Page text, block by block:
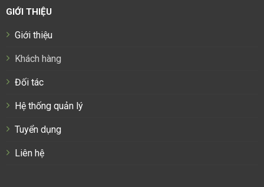
GIỚI THIỆU
Giới thiệu
Khách hàng
Đối tác
Hệ thống quản lý
Tuyển dụng
Liên hệ